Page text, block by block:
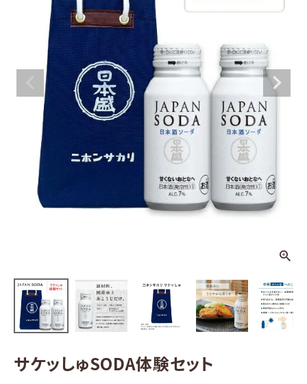
サケッしゅSO
DA体験セット
1,980
日本酒
その他お酒
食品
グッズ
サケッしゅSODA体験セット